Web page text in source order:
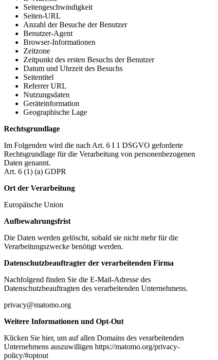
Seitengeschwindigkeit
Seiten-URL
Anzahl der Besuche der Benutzer
Benutzer-Agent
Browser-Informationen
Zeitzone
Zeitpunkt des ersten Besuchs der Benutzer
Datum und Uhrzeit des Besuchs
Seitentitel
Referrer URL
Nutzungsdaten
Geräteinformation
Geographische Lage
Rechtsgrundlage
Im Folgenden wird die nach Art. 6 I 1 DSGVO geforderte
Rechtsgrundlage für die Verarbeitung von personenbezogenen
Daten genannt.
Art. 6 (1) (a) GDPR
Ort der Verarbeitung
Europäische Union
Aufbewahrungsfrist
Die Daten werden gelöscht, sobald sie nicht mehr für die
Verarbeitungszwecke benötigt werden.
Datenschutzbeauftragter der verarbeitenden Firma
Nachfolgend finden Sie die E-Mail-Adresse des
Datenschutzbeauftragten des verarbeitenden Unternehmens.
privacy@matomo.org
Weitere Informationen und Opt-Out
Klicken Sie hier, um auf allen Domains des verarbeitenden
Unternehmens auszuwilligen https://matomo.org/privacy-
policy/#optout